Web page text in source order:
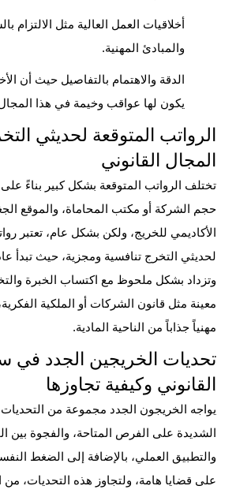
أخلاقيات العمل العالية مثل الالتزام
والمبادئ المهنية.
الدقة والاهتمام بالتفاصيل حيث أن
يكون لها عواقب وخيمة في هذا
الرواتب المتوقعة لحديثي
المجال القانوني
تختلف الرواتب المتوقعة بشكل كبير بناءً
حجم الشركة أو مكتب المحاماة، والموقع
الأكاديمي للخريج، ولكن بشكل عام، تعتبر
لحديثي التخرج تنافسية ومجزية، حيث تبدأ
وتزداد بشكل ملحوظ مع اكتساب الخبرة
معينة مثل قانون الشركات أو الملكية
مهنياً جذاباً من الناحية المادية.
تحديات الخريجين الجدد في
القانوني وكيفية تجاوزها
يواجه الخريجون الجدد مجموعة من
الشديدة على الفرص المتاحة، والفجوة بين
والتطبيق العملي، بالإضافة إلى الضغط
على قضايا هامة، ولتجاوز هذه التحديات، من